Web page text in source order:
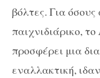
βόλτες. Για
παιχνιδιάρικο,
προσφέρει μια
εναλλακτική,